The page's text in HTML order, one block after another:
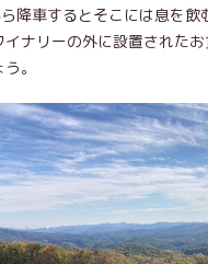
降車するとそこには息を飲
イナリーの外に設置された
。